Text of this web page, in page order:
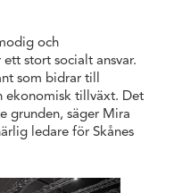
och
stort socialt ansvar.
som bidrar till
ekonomisk tillväxt. Det
grunden, säger Mira
ledare för Skånes